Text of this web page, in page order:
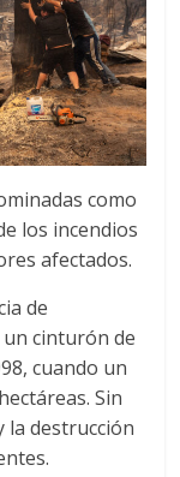
como
los incendios
afectados.
de
cinturón de
cuando un
Sin
la destrucción